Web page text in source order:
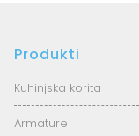
Produkti
Kuhinjska korita
Armature